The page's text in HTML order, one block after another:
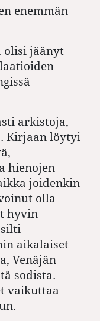
enemmän
olisi jäänyt
arkistoja,
Kirjaan löytyi
hienojen
joidenkin
olla
hyvin
aikalaiset
Venäjän
sodista.
vaikuttaa